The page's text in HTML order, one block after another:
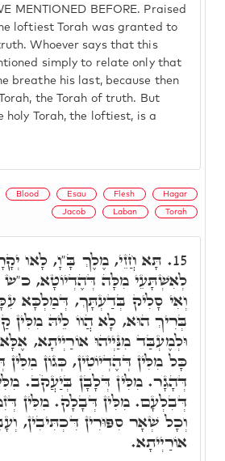
MENTIONED BEFORE. Praised
loftiest Torah was granted to
Whoever says that this
simply to relate only that
breathe his last, because then
the Torah of truth. But
holy Torah, the loftiest, is a
Blood Esau Flesh Hagar
Jacob Laban Torah
15. תָּא חֲזֵי, מֶלֶךְ בָּ"וָ, לָאו
לְאִשְׁתָּעֵי מִלָּה דְּהֶדְיוֹטָא,
וְאִי סָלִיק בְּדַעְתָּךְ, דְּמַלְכָּא
בְּרִיךְ הוּא, לָא הֲווֹ לֵיהּ מִלִּין
וּלְמֶעְבַּד מִנַּיְיהוּ אוֹרַיְיתָא,
כָּל מִלִּין דְּהֶדְיוֹטִין, כְּגוֹן
דְּהָגָר. מִלִּין דְּלָבָן בְּיַעֲקֹב.
דְּבִלְעָם. מִלִּין דְּבָלָק. מִלִּין
וְכָל שְׁאָר סִפּוּרִין דִּכְתִּיבִין,
אוֹרַיְיתָא.